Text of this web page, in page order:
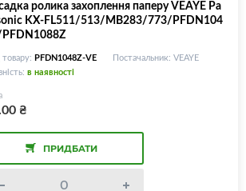
ролика захоплення паперу VEAYE Pa
KX-FL511/513/MB283/773/PFDN104
PFDN1048Z-VE
Постачальник: VEAYE
в наявності
₴
ПРИДБАТИ